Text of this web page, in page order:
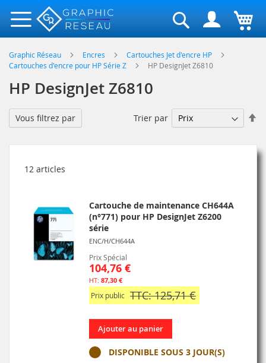
Rechercher
Graphic Réseau Encres
Cartouches Jet d'encre HP
Cartouches d'encre pour HP Série Z
HP DesignJet Z6810
HP DesignJet Z6810
12 articles
Trier par
Cartouche de maintenance CH644A
(n°771) pour HP DesignJet Z6200
série
ENC/H/CH644A
Prix Spécial
104,76 €
87,30 €
Prix public TTC: 125,71 €
Ajouter au panier
DISPONIBLE SOUS 3 JOUR(S)
Vous filtrez par